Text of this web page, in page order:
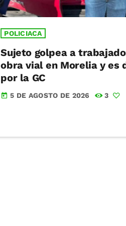
POLICIACA
Sujeto golpea a
obra vial en Morelia y es
por la GC
today 5 DE AGOSTO DE 2026 3